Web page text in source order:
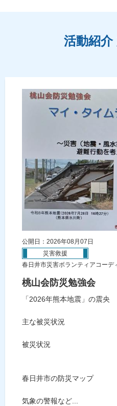
活動紹介
公開日：2026年08月07日
災害救援
春日井市災害ボランティアコーデ
桃山会防災勉強会
「2026年熊本地震」の震央
主な被災状況
被災状況
春日井市の防災マップ
気象の警報など...